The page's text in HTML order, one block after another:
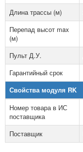
Длина трассы (м)
Перепад высот max
(м)
Пульт Д.У.
Гарантийный срок
Свойства модуля RK
Номер товара в ИС
поставщика
Поставщик